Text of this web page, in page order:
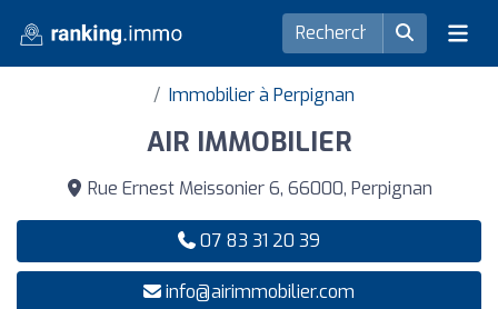
Immobilier à Perpignan
AIR IMMOBILIER
Rue Ernest Meissonier 6, 66000, Perpignan
07 83 31 20 39
info@airimmobilier.com